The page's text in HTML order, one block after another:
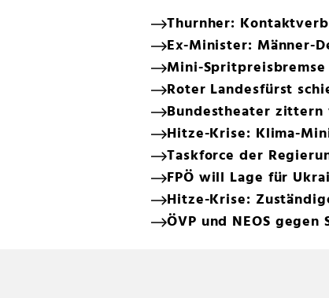
Thurnher:
Ex-Minister: Männer-
Mini-
Roter Landesfürst
Bundestheater zittern
Hitze-Krise: Klima-
Taskforce der
FPÖ will Lage für
Hitze-Krise:
ÖVP und NEOS gegen